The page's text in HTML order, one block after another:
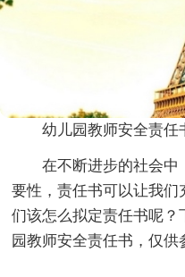
幼儿园教师安全责任
在不断进步的社会中
要性，责任书可以让我
们该怎么拟定责任书呢
园教师安全责任书，仅供